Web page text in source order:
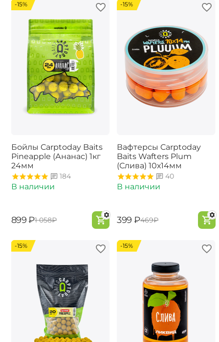
-15%
Бойлы Carptoday Baits
Pineapple (Ананас) 1кг
24мм
184
В наличии
‍899‍ ₽‍1 058‍₽
-15%
Вафтерсы Carptoday
Baits Wafters Plum
(Слива) 10х14мм
40
В наличии
‍399‍ ₽‍469‍₽
-15% -15%